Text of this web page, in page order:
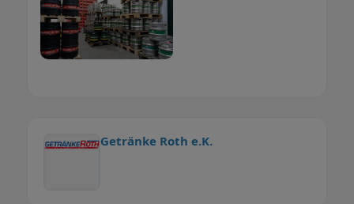
Getränke Roth e.K.